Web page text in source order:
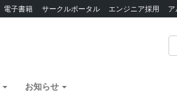
電子書籍 サークルポータル エンジニア採用
お知らせ